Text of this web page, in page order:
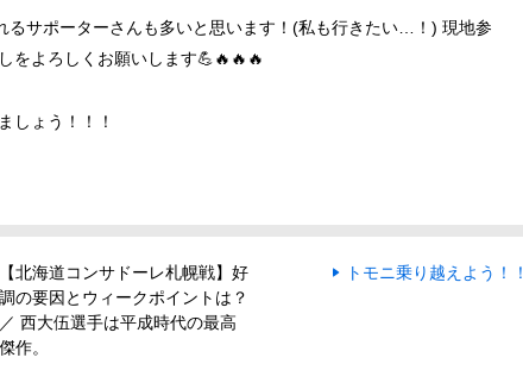
るサポーターさんも多いと思います！(私も行きたい…！) 現地参
をよろしくお願いします💪🔥🔥🔥
しょう！！！
【北海道コンサドーレ札幌戦】好
調の要因とウィークポイントは？
／ 西大伍選手は平成時代の最高
傑作。
トモニ乗り越えよう！！